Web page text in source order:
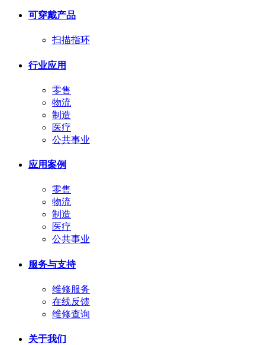
可穿戴产品
扫描指环
行业应用
零售
物流
制造
医疗
公共事业
应用案例
零售
物流
制造
医疗
公共事业
服务与支持
维修服务
在线反馈
维修查询
关于我们